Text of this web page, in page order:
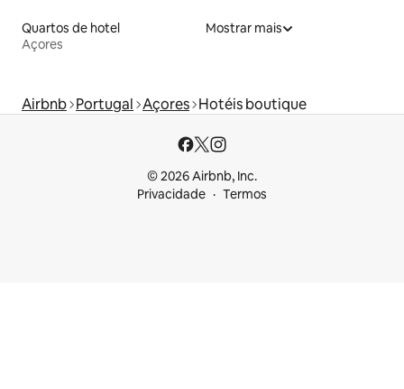
Quartos de hotel
Açores
Mostrar mais
Airbnb Portugal Açores Hotéis boutique
© 2026 Airbnb, Inc.
Privacidade
Termos